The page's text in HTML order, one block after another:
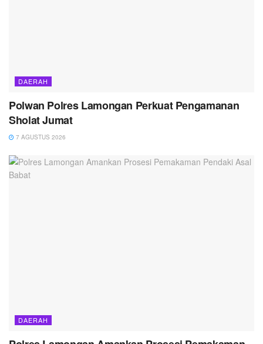
DAERAH
Polwan Polres Lamongan Perkuat Pengamanan
Sholat Jumat
7 AGUSTUS 2026
DAERAH